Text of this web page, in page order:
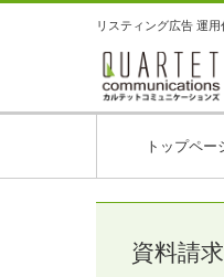
リスティング広告 運
トップペー
資料請